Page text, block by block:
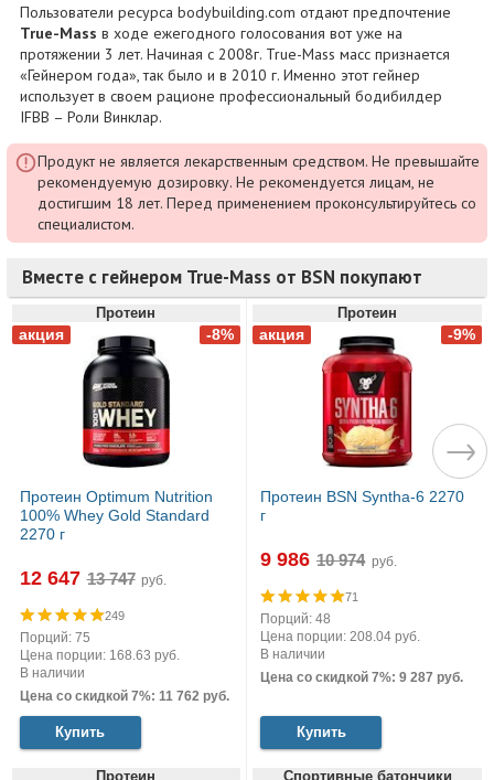
Пользователи ресурса bodybuilding.com отдают предпочтение
True-Mass в ходе ежегодного голосования вот уже на
протяжении 3 лет. Начиная с 2008г. True-Mass масс признается
«Гейнером года», так было и в 2010 г. Именно этот гейнер
использует в своем рационе профессиональный бодибилдер
IFBB – Роли Винклар.
Продукт не является лекарственным средством. Не превышайте
рекомендуемую дозировку. Не рекомендуется лицам, не
достигшим 18 лет. Перед применением проконсультируйтесь со
специалистом.
Вместе с гейнером True-Mass от BSN покупают
Протеин
Протеин Optimum Nutrition
100% Whey Gold Standard
2270 г
12 647 руб.
249
Порций: 75
Цена порции: 168.63 руб.
В наличии
Цена со скидкой 7%: 11 762 руб.
Купить
Протеин
Протеин BSN Syntha-6 2270
г
9 986 руб.
71
Порций: 48
Цена порции: 208.04 руб.
В наличии
Цена со скидкой 7%: 9 287 руб.
Купить
Протеин Спортивные батончики